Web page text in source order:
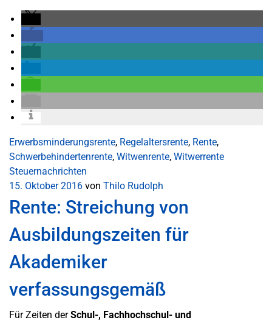
Erwerbsminderungsrente, Regelaltersrente, Rente,
Schwerbehindertenrente, Witwenrente, Witwerrente
Steuernachrichten
15. Oktober 2016 von Thilo Rudolph
Rente: Streichung von
Ausbildungszeiten für
Akademiker
verfassungsgemäß
Für Zeiten derSchul-, Fachhochschul- und